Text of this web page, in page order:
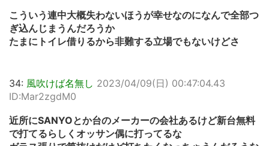
こういう連中大概失わないほうが幸せなのになんで全部つ
ぎ込んじまうんだろうか
たまにトイレ借りるから非難する立場でもないけどさ
34: 風吹けば名無し 2023/04/09(日) 00:47:04.43
ID:Mar2zgdM0
近所にSANYOとか台のメーカーの会社あるけど新台無料
で打てるらしくオッサン偶に打ってるな